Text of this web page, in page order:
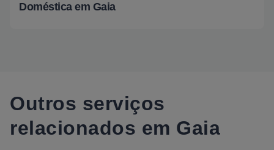
Doméstica em Gaia
Outros serviços
relacionados em Gaia